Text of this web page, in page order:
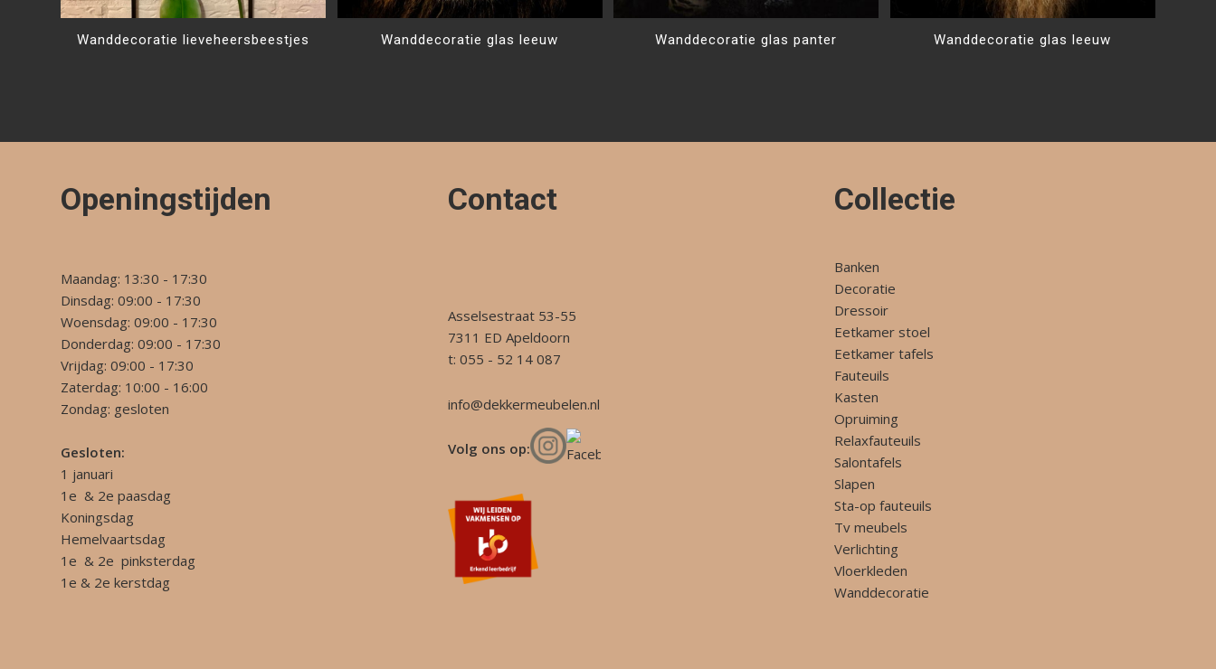
Wanddecoratie lieveheersbeestjes Wanddecoratie glas leeuw Wanddecoratie glas panter Wanddecoratie glas leeuw
Openingstijden
Maandag: 13:30 - 17:30
Dinsdag: 09:00 - 17:30
Woensdag: 09:00 - 17:30
Donderdag: 09:00 - 17:30
Vrijdag: 09:00 - 17:30
Zaterdag: 10:00 - 16:00
Zondag: gesloten
Gesloten:
1 januari
1e & 2e paasdag
Koningsdag
Hemelvaartsdag
1e & 2e pinksterdag
1e & 2e kerstdag
Contact
Asselsestraat 53-55
7311 ED Apeldoorn
t: 055 - 52 14 087
info@dekkermeubelen.nl
Volg ons op:
Collectie
Banken
Decoratie
Dressoir
Eetkamer stoel
Eetkamer tafels
Fauteuils
Kasten
Opruiming
Relaxfauteuils
Salontafels
Slapen
Sta-op fauteuils
Tv meubels
Verlichting
Vloerkleden
Wanddecoratie